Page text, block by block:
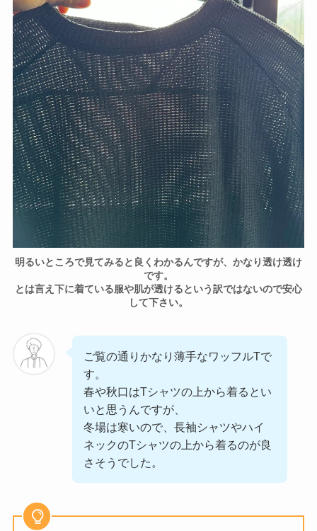
明るいところで見てみると良くわかるんですが、かなり透け透け
です。
とは言え下に着ている服や肌が透けるという訳ではないので安心
して下さい。
ご覧の通りかなり薄手なワッフルTで
す。
春や秋口はTシャツの上から着るとい
いと思うんですが、
冬場は寒いので、長袖シャツやハイ
ネックのTシャツの上から着るのが良
さそうでした。